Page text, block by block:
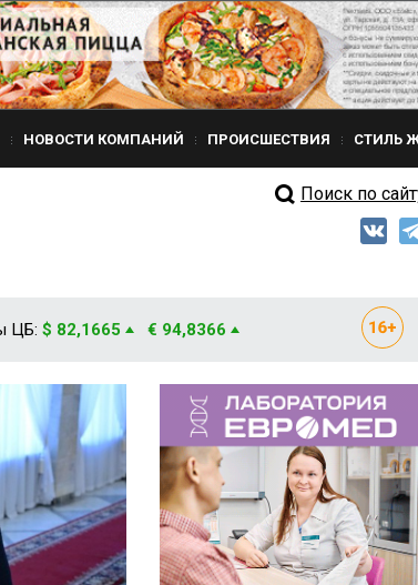
НОВОСТИ КОМПАНИЙ ПРОИСШЕСТВИЯ СТИЛЬ
Поиск по
ЦБ: $ 82,1665 € 94,8366